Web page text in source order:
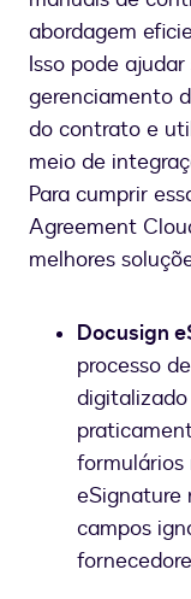
abordagem
Isso pode
gerenciamento
do contrato e
meio de
Para cumprir
Agreement
melhores
Docusign
processo
formulários
eSignature
campos